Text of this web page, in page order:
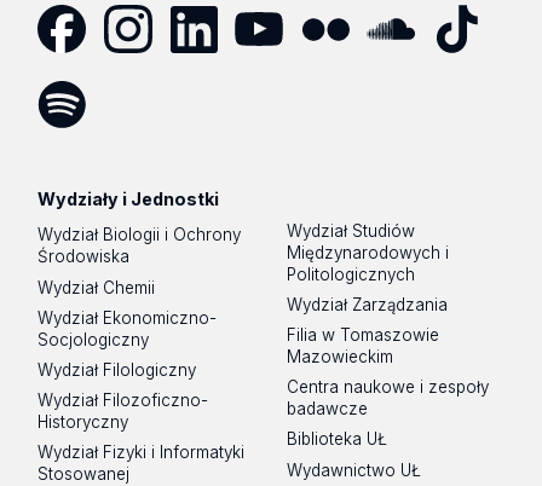
Wydziały i Jednostki
Wydział Biologii i Ochrony
Środowiska
Wydział Chemii
Wydział Ekonomiczno-
Socjologiczny
Wydział Filologiczny
Wydział Filozoficzno-
Historyczny
Wydział Fizyki i Informatyki
Stosowanej
Wydział Studiów
Międzynarodowych i
Politologicznych
Wydział Zarządzania
Filia w Tomaszowie
Mazowieckim
Centra naukowe i zespoły
badawcze
Biblioteka UŁ
Wydawnictwo UŁ